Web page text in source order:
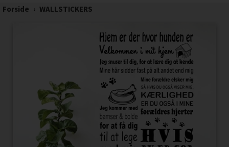
Forside › WALLSTICKERS